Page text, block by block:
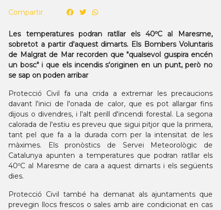
Compartir
Les temperatures podran ratllar els 40ºC al Maresme,
sobretot a partir d'aquest dimarts. Els Bombers Voluntaris
de Malgrat de Mar recorden que "qualsevol guspira encén
un bosc" i que els incendis s'originen en un punt, però no
se sap on poden arribar
Protecció Civil fa una crida a extremar les precaucions
davant l'inici de l'onada de calor, que es pot allargar fins
dijous o divendres, i l'alt perill d'incendi forestal. La segona
calorada de l'estiu es preveu que sigui pitjor que la primera,
tant pel que fa a la durada com per la intensitat de les
màximes. Els pronòstics de Servei Meteorològic de
Catalunya apunten a temperatures que podran ratllar els
40ºC al Maresme de cara a aquest dimarts i els següents
dies.
Protecció Civil també ha demanat als ajuntaments que
prevegin llocs frescos o sales amb aire condicionat en cas